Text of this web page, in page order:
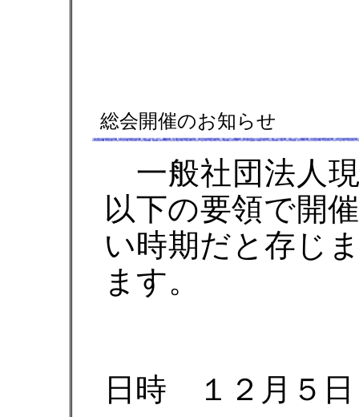
総会開催のお知らせ
一般社団法人
以下の要領で開
い時期だと存じ
ます。
日時 １２月５日